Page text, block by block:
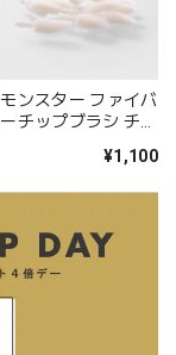
モンスター ファイバ
ーチップブラシ チッ
¥1,100